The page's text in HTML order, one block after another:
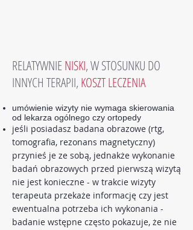
RELATYWNIE NISKI, W STOSUNKU DO
INNYCH TERAPII, KOSZT LECZENIA
umówienie wizyty nie wymaga skierowania
od lekarza ogólnego czy ortopedy
jeśli posiadasz badana obrazowe (rtg,
tomografia, rezonans magnetyczny)
przynieś je ze sobą, jednakże wykonanie
badań obrazowych przed pierwszą wizytą
nie jest konieczne - w trakcie wizyty
terapeuta przekaże informację czy jest
ewentualna potrzeba ich wykonania -
badanie wstępne często pokazuje, że nie